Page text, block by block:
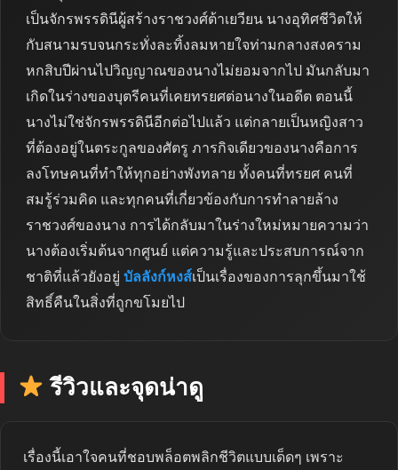
เป็นจักรพรรดินีผู้สร้างราชวงศ์ต้าเยวียน นางอุทิศชีวิตให้
กับสนามรบจนกระทั่งละทิ้งลมหายใจท่ามกลางสงคราม
หกสิบปีผ่านไปวิญญาณของนางไม่ยอมจากไป มันกลับมา
เกิดในร่างของบุตรีคนที่เคยทรยศต่อนางในอดีต ตอนนี้
นางไม่ใช่จักรพรรดินีอีกต่อไปแล้ว แต่กลายเป็นหญิงสาว
ที่ต้องอยู่ในตระกูลของศัตรู ภารกิจเดียวของนางคือการ
ลงโทษคนที่ทำให้ทุกอย่างพังทลาย ทั้งคนที่ทรยศ คนที่
สมรู้ร่วมคิด และทุกคนที่เกี่ยวข้องกับการทำลายล้าง
ราชวงศ์ของนาง การได้กลับมาในร่างใหม่หมายความว่า
นางต้องเริ่มต้นจากศูนย์ แต่ความรู้และประสบการณ์จาก
ชาติที่แล้วยังอยู่ บัลลังก์หงส์เป็นเรื่องของการลุกขึ้นมาใช้
สิทธิ์คืนในสิ่งที่ถูกขโมยไป
รีวิวและจุดน่าดู
เรื่องนี้เอาใจคนที่ชอบพล็อตพลิกชีวิตแบบเด็ดๆ เพราะ